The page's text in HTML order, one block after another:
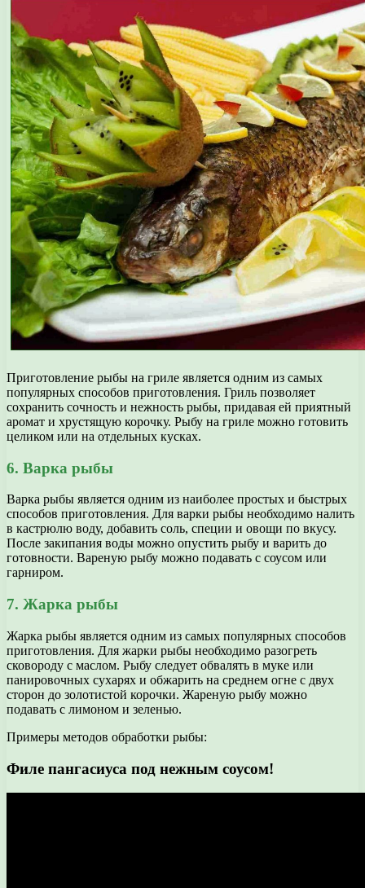
Приготовление рыбы на гриле является одним из самых
популярных способов приготовления. Гриль позволяет
сохранить сочность и нежность рыбы, придавая ей приятный
аромат и хрустящую корочку. Рыбу на гриле можно готовить
целиком или на отдельных кусках.
6. Варка рыбы
Варка рыбы является одним из наиболее простых и быстрых
способов приготовления. Для варки рыбы необходимо налить
в кастрюлю воду, добавить соль, специи и овощи по вкусу.
После закипания воды можно опустить рыбу и варить до
готовности. Вареную рыбу можно подавать с соусом или
гарниром.
7. Жарка рыбы
Жарка рыбы является одним из самых популярных способов
приготовления. Для жарки рыбы необходимо разогреть
сковороду с маслом. Рыбу следует обвалять в муке или
панировочных сухарях и обжарить на среднем огне с двух
сторон до золотистой корочки. Жареную рыбу можно
подавать с лимоном и зеленью.
Примеры методов обработки рыбы:
Филе пангасиуса под нежным соусом!